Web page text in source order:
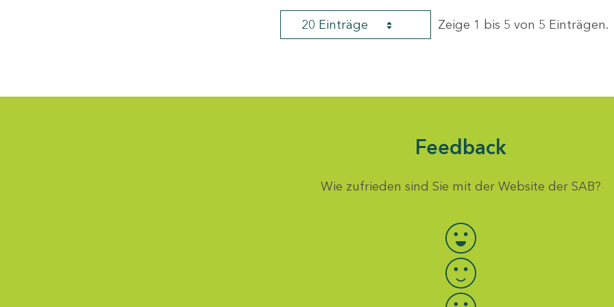
20 Einträge Zeige 1 bis 5 von 5 Einträgen.
Feedback
Wie zufrieden sind Sie mit der Website der SAB?
Bewertung auswählen